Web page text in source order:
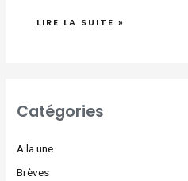
LIRE LA SUITE »
Catégories
A la une
Brèves